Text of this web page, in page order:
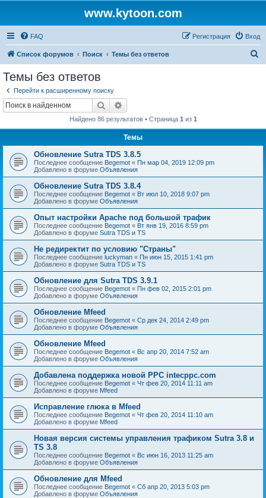
www.kytoon.com
FAQ Вход
Регистрация
Список форумов Поиск Темы без ответов
Темы без ответов
Перейти к расширенному поиску
Поиск
Найдено 86 результатов • Страница 1 из 1
Темы
Обновление Sutra TDS 3.8.5
Последнее сообщение Begemot « Пн мар 04, 2019 12:09 pm
Добавлено в форуме Объявления
Обновление Sutra TDS 3.8.4
Последнее сообщение Begemot « Вт июл 10, 2018 9:07 pm
Добавлено в форуме Объявления
Опыт настройки Apache под большой трафик
Последнее сообщение Begemot « Вт янв 19, 2016 8:59 pm
Добавлено в форуме Sutra TDS и TS
Не редиректит по условию "Страны"
Последнее сообщение luckyman « Пн июн 15, 2015 1:41 pm
Добавлено в форуме Sutra TDS и TS
Обновление для Sutra TDS 3.9.1
Последнее сообщение Begemot « Пн фев 02, 2015 2:01 pm
Добавлено в форуме Объявления
Обновление Mfeed
Последнее сообщение Begemot « Ср дек 24, 2014 2:49 pm
Добавлено в форуме Объявления
Обновление Mfeed
Последнее сообщение Begemot « Вс апр 20, 2014 7:52 am
Добавлено в форуме Объявления
Добавлена поддержка новой PPC intecppc.com
Последнее сообщение Begemot « Чт фев 20, 2014 11:11 am
Добавлено в форуме Mfeed
Исправление глюка в Mfeed
Последнее сообщение Begemot « Чт фев 20, 2014 11:10 am
Добавлено в форуме Mfeed
Новая версия системы управления трафиком Sutra 3.8 и
TS 3.8
Последнее сообщение Begemot « Вс июн 16, 2013 11:25 am
Добавлено в форуме Объявления
Обновление для Mfeed
Последнее сообщение Begemot « Сб апр 20, 2013 5:03 pm
Добавлено в форуме Объявления